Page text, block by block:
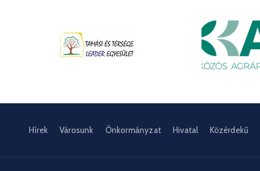
Hírek Városunk Önkormányzat Hivatal Közérdekű